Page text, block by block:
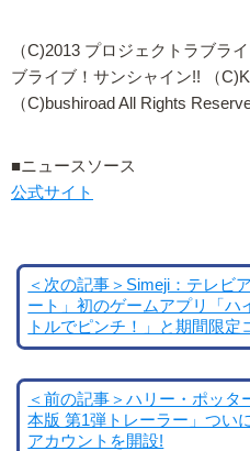
（C)2013 プロジェクトラブラ
ブライブ！サンシャイン!! （
（C)bushiroad All Rights
■ニュースソース
公式サイト
＜次の記事＞Simeji：テレビ
ート」初のゲームアプリ「ハ
トルでピンチ！」と期間限定
＜前の記事＞ハリー・ポッタ
本版 第1弾トレーラー」つ
アカウントを開設!